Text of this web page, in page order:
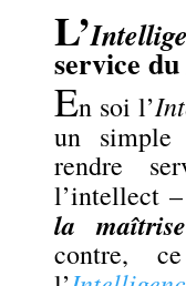
L’
service
En soi l’
un simple
rendre
l’intellect
la
contre,